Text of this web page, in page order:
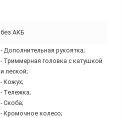
без АКБ
- Дополнительная рукоятка;
- Триммерная головка с катушкой
и леской;
- Кожух;
- Тележка;
- Скоба;
- Кромочное колесо;